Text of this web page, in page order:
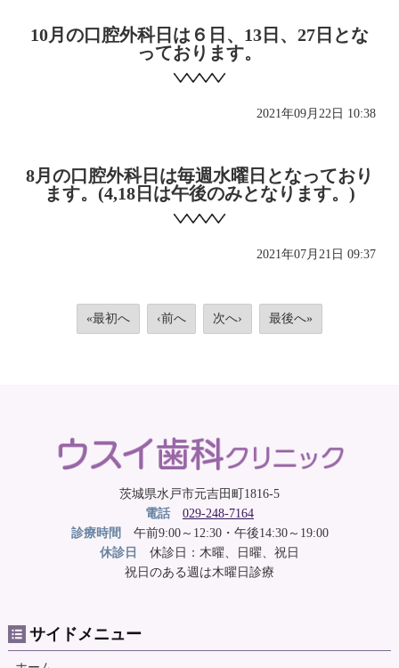
10月の口腔外科日は６日、13日、27日とな
っております。
2021年09月22日 10:38
8月の口腔外科日は毎週水曜日となっており
ます。(4,18日は午後のみとなります。)
2021年07月21日 09:37
«最初へ ‹前へ 次へ› 最後へ»
茨城県水戸市元吉田町1816-5
電話
029-248-7164
診療時間 午前9:00～12:30・午後14:30～19:00
休診日
休診日：木曜、日曜、祝日
祝日のある週は木曜日診療
サイドメニュー